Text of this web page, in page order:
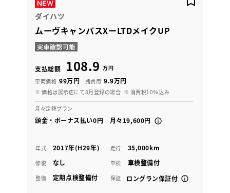
ダイハツ
ムーヴキャンバスXーLTDメイクUP
支払総額 108.9 万円
車両価格 99万円 諸費用 9.9万円
※ 価格は展示店にて8月登録の場合 ※ 消費税10％込み
月々定額プラン
頭金・ボーナス払い0円 月々19,600円
年式 2017年(H29年) 走行 35,000km
修復 なし 車検 車検整備付
整備 定期点検整備付 保証 ロングラン保証付